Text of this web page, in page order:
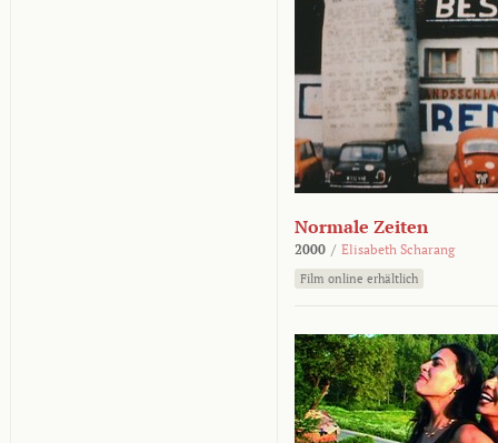
Normale Zeiten
2000 / Elisabeth Scharang
Film online erhältlich